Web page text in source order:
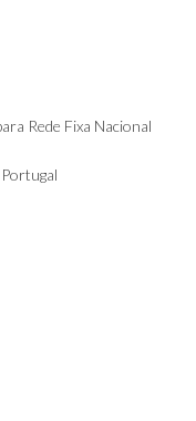
Rede Fixa Nacional